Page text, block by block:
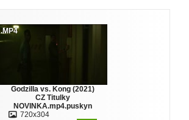
.MP4
Godzilla vs. Kong (2021)
CZ Titulky
NOVINKA.mp4.puskyn
720x304